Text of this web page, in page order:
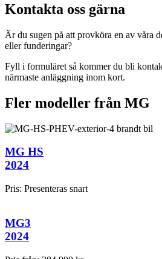
Kontakta oss gärna
Är du sugen på att provköra en av våra
eller funderingar?
Fyll i formuläret så kommer du bli
närmaste anläggning inom kort.
Fler modeller från MG
MG HS
2024
Pris: Presenteras snart
MG3
2024